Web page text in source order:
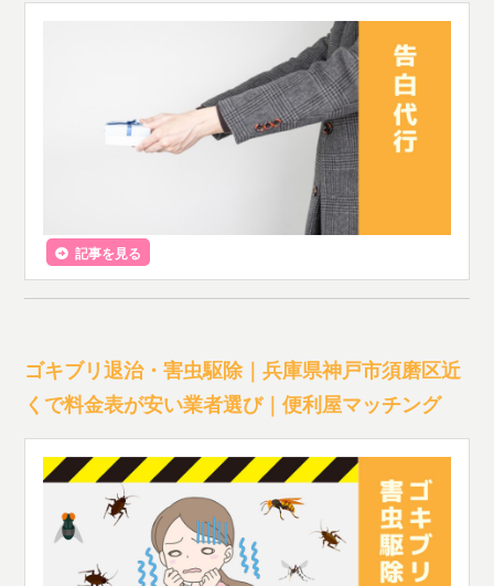
記事を見る
ゴキブリ退治・害虫駆除｜兵庫県神戸市須磨区近
くで料金表が安い業者選び｜便利屋マッチング